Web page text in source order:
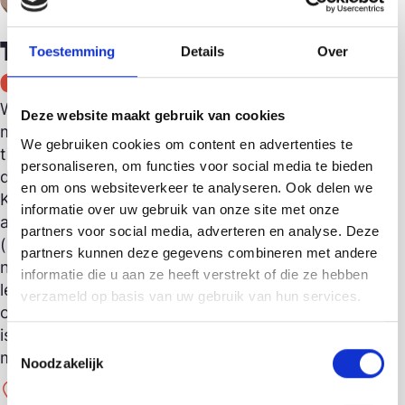
Toestemming Details Over
Deze website maakt gebruik van cookies
We gebruiken cookies om content en advertenties te
personaliseren, om functies voor social media te bieden
en om ons websiteverkeer te analyseren. Ook delen we
informatie over uw gebruik van onze site met onze
partners voor social media, adverteren en analyse. Deze
partners kunnen deze gegevens combineren met andere
informatie die u aan ze heeft verstrekt of die ze hebben
verzameld op basis van uw gebruik van hun services.
Toestemmingsselectie
Noodzakelijk
Terre des Hommes
Gouda
Wij zijn heel blij met alle mooie spullen die je niet
meer gebruikt. Deze kan je komen doneren
tijdens de openingstijden van de winkel. Vooral
de volgende spullen kunnen wij goed gebruiken:
Kleding, schoenen, tassen, sieraden, servies,
antiek en brocante, woonaccessoires,
(bijzondere) boeken en speelgoed. Het is helaas
niet mogelijk om elektrische apparaten in te
leveren. Doneren van spullen kan tijdens
openingstijden. Twijfel je of je donatie geschikt
is voor onze winkel? Neem dan gerust contact
met ons op. Wij verwelkomen je graag!